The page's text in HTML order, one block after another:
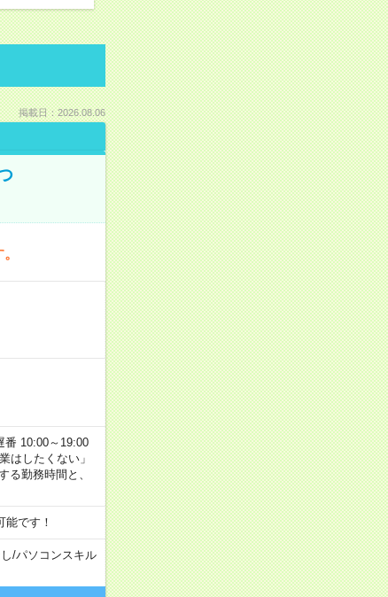
掲載日：2026.08.06
番 10:00～19:00
はしたくない」
勤務時間と、
です！
/パソコンスキル